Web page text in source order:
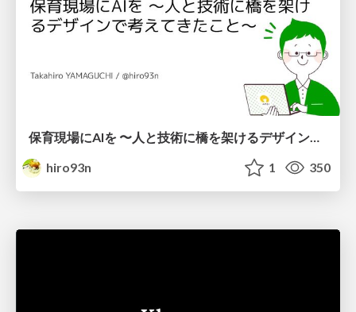
保育現場にAIを 〜人と技術に橋を架けるデザインで考えてきたこと〜 uiuxcamp2026-hoiku-ai-design
hiro93n
1 350